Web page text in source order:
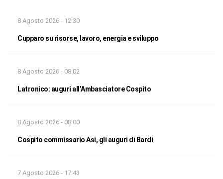
8 Agosto 2026 - 12:30
Cupparo su risorse, lavoro, energia e sviluppo
8 Agosto 2026 - 08:02
Latronico: auguri all’Ambasciatore Cospito
8 Agosto 2026 - 08:00
Cospito commissario Asi, gli auguri di Bardi
7 Agosto 2026 - 17:43